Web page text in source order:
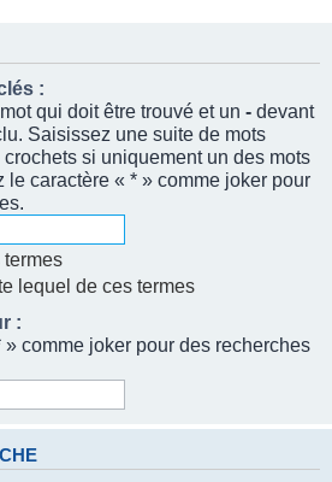
:
qui doit être trouvé et un - devant
Saisissez une suite de mots
crochets si uniquement un des mots
le caractère « * » comme joker pour
termes
lequel de ces termes
:
comme joker pour des recherches